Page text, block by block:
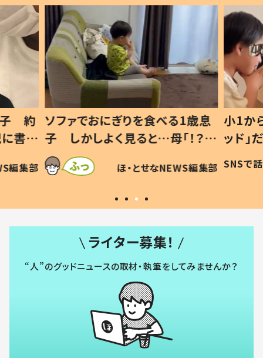
歳息
？」
編集部
小1から不登校、息子は「ギフテ
ッド」だった 父が“ウチ給食”を
作り続ける理由とは #令和の親
#令和の子
SNSで話題 ほ・とせなNEWS編集部
ひ孫
が、抱
「涙
い」
ライター募集！
“人”のグッドニュースの取材・執筆をしてみませんか？